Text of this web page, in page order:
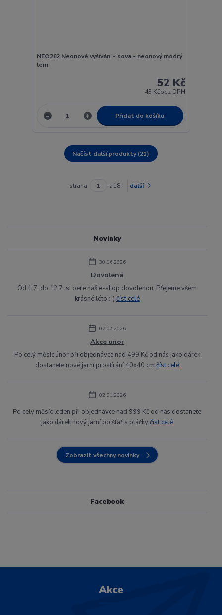
NEO282 Neonové vyšívání - sova - neonový modrý
lem
52 Kč
43 Kčbez DPH
Přidat do košíku
Načíst další produkty (21)
strana z 18 další
Novinky
30.06.2026
Dovolená
Od 1.7. do 12.7. si bere náš e-shop dovolenou. Přejeme všem
krásné léto :-) číst celé
07.02.2026
Akce únor
Po celý měsíc únor při objednávce nad 499 Kč od nás jako dárek
dostanete nové jarní prostírání 40x40 cm číst celé
02.01.2026
Po celý měsíc leden při objednávce nad 999 Kč od nás dostanete
jako dárek nový jarní polštář s ptáčkyčíst celé
Zobrazit všechny novinky
Facebook
Akce